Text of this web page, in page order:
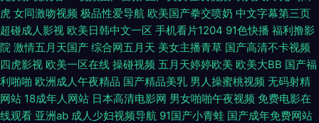
小视频 99视频资源总站 色色五月天婷婷 午夜剧场16免进 91黄色视频精品 波
多野一本不卡 国产女a 老湿机成人网站 日本老熟女HD 午夜福利成人AV 91
视频在线网址 超碰碰碰aV 另类综合小图i 日本激情网 婷婷激情香啪啪 在线
虎 女同激吻视频 极品性爱导航 欧美国产拳交喷奶 中文字幕第三页
超碰成人影视 欧美日韩中文一区 手机看片1204 91色快播 福利撸影
院 激情五月天国产 综合网五月天 美女主播青草 国产高清不卡视频
四虎影视 欧美一区在线 操碰视频 五月天婷婷欧美 欧美大BB 国产福
利啪啪 欧洲成人午夜精品 国产精品美乳 男人操蜜桃视频 无码射精
网站 18成年人网站 日本高清电影网 男女啪啪午夜视频 免费电影在
线观看 亚洲ab 成人少妇视频导航 91国产小青蛙 国产成年免费网站